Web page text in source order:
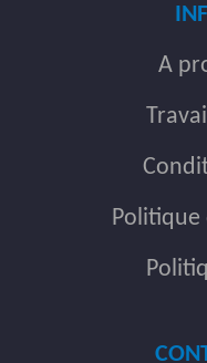
A
Politique